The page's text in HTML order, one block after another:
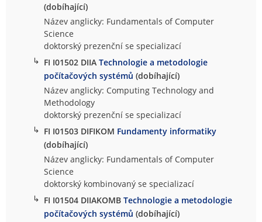
(dobíhající)
Název anglicky: Fundamentals of Computer
Science
doktorský prezenční se specializací
↳ FI I01502 DIIATechnologie a metodologie
počítačových systémů (dobíhající)
Název anglicky: Computing Technology and
Methodology
doktorský prezenční se specializací
↳ FI I01503 DIFIKOM Fundamenty informatiky
(dobíhající)
Název anglicky: Fundamentals of Computer
Science
doktorský kombinovaný se specializací
↳ FI I01504 DIIAKOMBTechnologie a metodologie
počítačových systémů (dobíhající)